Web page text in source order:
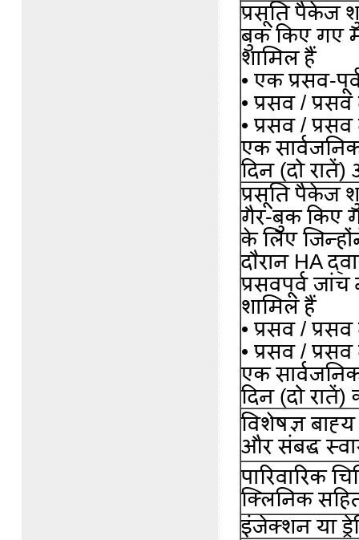
प्रसूति पैकेज
बुक किए गए
शामिल हैं
• एक प्रसव-
• प्रसव /
• प्रसव /
एक
दिन (दो रातें)
प्रसूति पैकेज
गैर-बुक किए
के लिए
दौरान HA
प्रसवपूर्व
शामिल हैं
• प्रसव /
• प्रसव /
एक
दिन (दो रातें)
विशेषज्ञ
और संबद्ध
पारिवारिक
क्लिनिक
इंजेक्शन या